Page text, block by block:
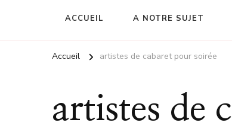
ACCUEIL A NOTRE SUJET
Accueil artistes de cabaret pour soirée
artistes de